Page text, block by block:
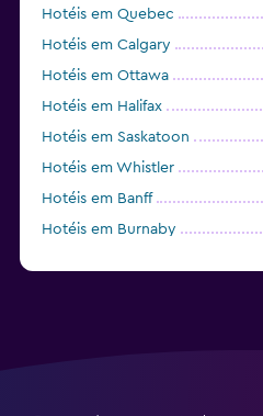
Hotéis em Quebec
Hotéis em Calgary
Hotéis em Ottawa
Hotéis em Halifax
Hotéis em Saskatoon
Hotéis em Whistler
Hotéis em Banff
Hotéis em Burnaby